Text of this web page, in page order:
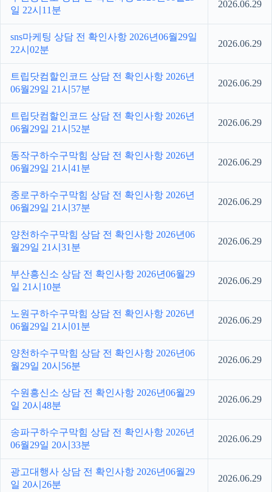
일 22시11분
2026.06.29
sns마케팅 상담 전 확인사항 2026년06월29일
22시02분
2026.06.29
트립닷컴할인코드 상담 전 확인사항 2026년
06월29일 21시57분
2026.06.29
트립닷컴할인코드 상담 전 확인사항 2026년
06월29일 21시52분
2026.06.29
동작구하수구막힘 상담 전 확인사항 2026년
06월29일 21시41분
2026.06.29
종로구하수구막힘 상담 전 확인사항 2026년
06월29일 21시37분
2026.06.29
양천하수구막힘 상담 전 확인사항 2026년06
월29일 21시31분
2026.06.29
부산흥신소 상담 전 확인사항 2026년06월29
일 21시10분
2026.06.29
노원구하수구막힘 상담 전 확인사항 2026년
06월29일 21시01분
2026.06.29
양천하수구막힘 상담 전 확인사항 2026년06
월29일 20시56분
2026.06.29
수원흥신소 상담 전 확인사항 2026년06월29
일 20시48분
2026.06.29
송파구하수구막힘 상담 전 확인사항 2026년
06월29일 20시33분
2026.06.29
광고대행사 상담 전 확인사항 2026년06월29
일 20시26분
2026.06.29